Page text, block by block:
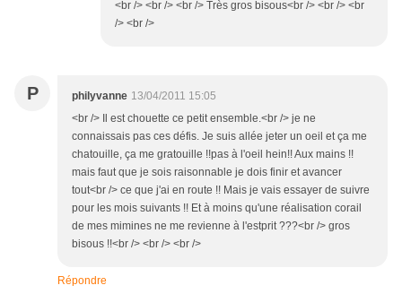
<br /> <br /> <br /> Très gros bisous<br /> <br /> <br
/> <br />
P philyvanne 13/04/2011 15:05
<br /> Il est chouette ce petit ensemble.<br /> je ne
connaissais pas ces défis. Je suis allée jeter un oeil et ça me
chatouille, ça me gratouille !!pas à l'oeil hein!! Aux mains !!
mais faut que je sois raisonnable je dois finir et avancer
tout<br /> ce que j'ai en route !! Mais je vais essayer de suivre
pour les mois suivants !! Et à moins qu'une réalisation corail
de mes mimines ne me revienne à l'estprit ???<br /> gros
bisous !!<br /> <br /> <br />
Répondre